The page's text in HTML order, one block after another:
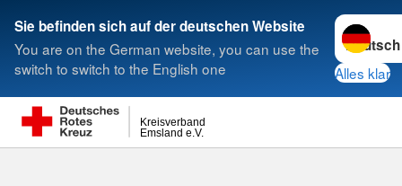
Sie befinden sich auf der deutschen Website
You are on the German website, you can use the
switch to switch to the English one
Sprache
Alles klar
Emsland e.V.
Kreisverband
Suche